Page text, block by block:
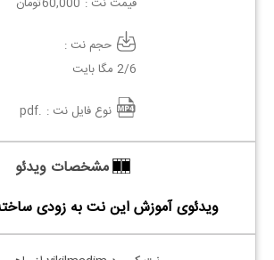
حجم نت :
2/6 مگا بایت
نوع فایل نت : .pdf
مشخصات ویدئو
ویدئوی آموزش این نت به زودی